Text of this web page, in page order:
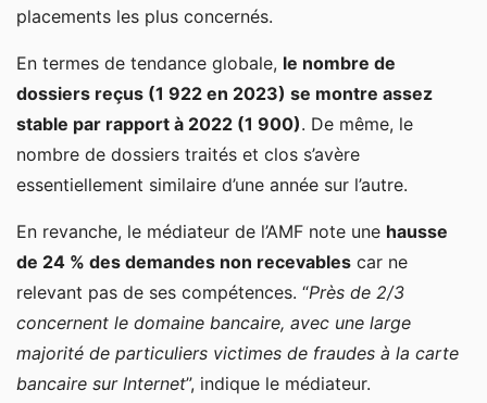
placements les plus concernés.
En termes de tendance globale, le nombre de
dossiers reçus (1 922 en 2023) se montre assez
stable par rapport à 2022 (1 900). De même, le
nombre de dossiers traités et clos s’avère
essentiellement similaire d’une année sur l’autre.
En revanche, le médiateur de l’AMF note une hausse
de 24 % des demandes non recevables car ne
relevant pas de ses compétences. “Près de 2/3
concernent le domaine bancaire, avec une large
majorité de particuliers victimes de fraudes à la carte
bancaire sur Internet”, indique le médiateur.